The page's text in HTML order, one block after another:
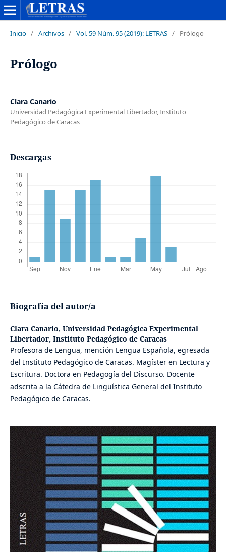
Inicio / Archivos / Vol. 59 Núm. 95 (2019): LETRAS / Prólogo
Prólogo
Clara Canario
Universidad Pedagógica Experimental Libertador, Instituto
Pedagógico de Caracas
Descargas
Biografía del autor/a
Clara Canario, Universidad Pedagógica Experimental
Libertador, Instituto Pedagógico de Caracas
Profesora de Lengua, mención Lengua Española, egresada
del Instituto Pedagógico de Caracas. Magíster en Lectura y
Escritura. Doctora en Pedagogía del Discurso. Docente
adscrita a la Cátedra de Lingüística General del Instituto
Pedagógico de Caracas.